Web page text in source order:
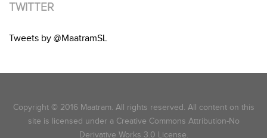
TWITTER
Tweets by @MaatramSL
Copyright © 2016 Maatram. All rights reserved. All content on this
site is licensed under a Creative Commons Attribution-No
Derivative Works 3.0 License.